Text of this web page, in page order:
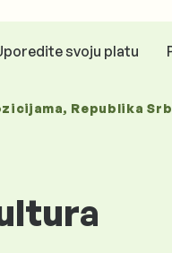
svoju platu
, Republika